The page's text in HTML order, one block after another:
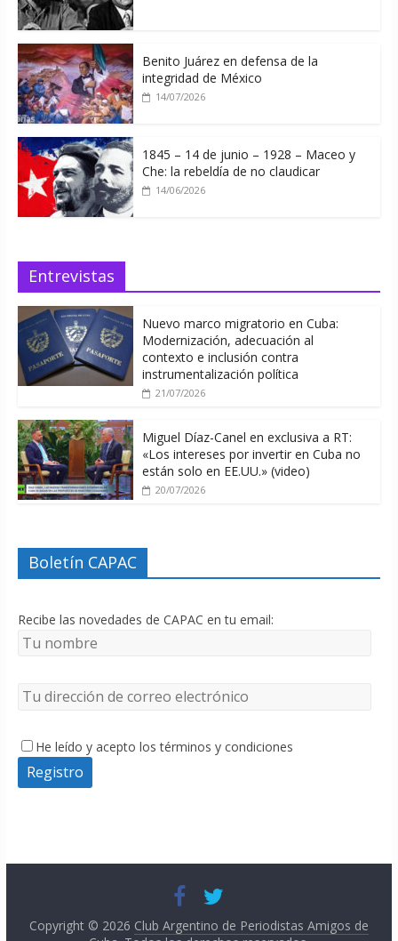
Benito Juárez en defensa de la
integridad de México
14/07/2026
1845 – 14 de junio – 1928 – Maceo y
Che: la rebeldía de no claudicar
14/06/2026
Entrevistas
Nuevo marco migratorio en Cuba:
Modernización, adecuación al
contexto e inclusión contra
instrumentalización política
21/07/2026
Miguel Díaz-Canel en exclusiva a RT:
«Los intereses por invertir en Cuba no
están solo en EE.UU.» (video)
20/07/2026
Boletín CAPAC
Recibe las novedades de CAPAC en tu email:
He leído y acepto los términos y condiciones
Copyright © 2026 Club Argentino de Periodistas Amigos de